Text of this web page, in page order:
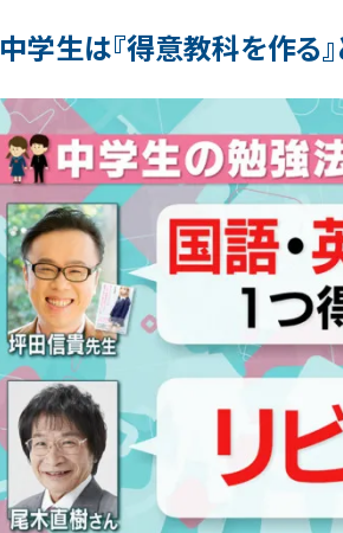
中学生は『得意教科を作る』